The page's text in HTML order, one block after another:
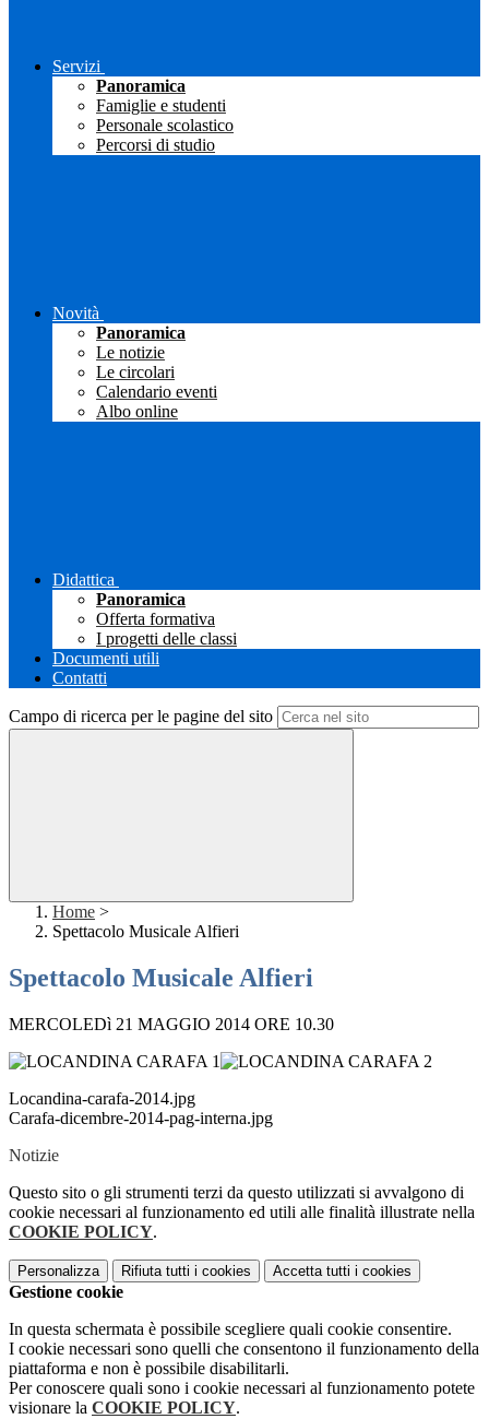
Servizi
Panoramica
Famiglie e studenti
Personale scolastico
Percorsi di studio
Novità
Panoramica
Le notizie
Le circolari
Calendario eventi
Albo online
Didattica
Panoramica
Offerta formativa
I progetti delle classi
Documenti utili
Contatti
Campo di ricerca per le pagine del sito
Home >
Spettacolo Musicale Alfieri
Spettacolo Musicale Alfieri
MERCOLEDì 21 MAGGIO 2014 ORE 10.30
Locandina-carafa-2014.jpg
Carafa-dicembre-2014-pag-interna.jpg
Notizie
Questo sito o gli strumenti terzi da questo utilizzati si avvalgono di
cookie necessari al funzionamento ed utili alle finalità illustrate nella
COOKIE POLICY.
Personalizza Rifiuta tutti i cookies Accetta tutti i cookies
Gestione cookie
In questa schermata è possibile scegliere quali cookie consentire.
I cookie necessari sono quelli che consentono il funzionamento della
piattaforma e non è possibile disabilitarli.
Per conoscere quali sono i cookie necessari al funzionamento potete
visionare la COOKIE POLICY.